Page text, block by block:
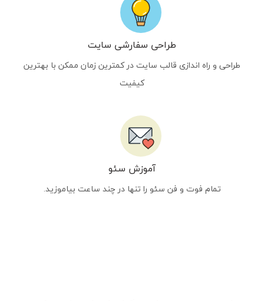
طراحی سفارشی سایت
طراحی و راه اندازی قالب سایت در کمترین زمان ممکن با بهترین
کیفیت
آموزش سئو
تمام فوت و فن سئو را تنها در چند ساعت بیاموزید.